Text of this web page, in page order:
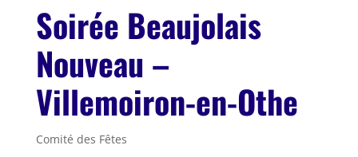
Soirée Beaujolais
Nouveau –
Villemoiron-en-Othe
Comité des Fêtes